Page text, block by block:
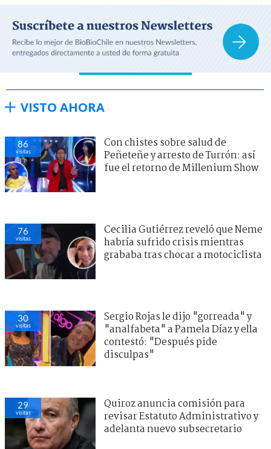
VISTO AHORA
86
visitas
Con chistes sobre salud de
Peñeteñe y arresto de Turrón: así
fue el retorno de Millenium Show
76
visitas
Cecilia Gutiérrez reveló que Neme
habría sufrido crisis mientras
grababa tras chocar a motociclista
30
visitas
Sergio Rojas le dijo "gorreada" y
"analfabeta" a Pamela Díaz y ella
contestó: "Después pide
disculpas"
29
visitas
Quiroz anuncia comisión para
revisar Estatuto Administrativo y
adelanta nuevo subsecretario